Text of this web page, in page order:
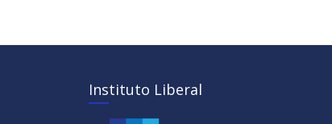
Instituto Liberal